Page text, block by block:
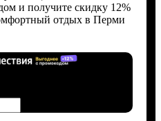
и получите скидку 12%
отдых в Перми